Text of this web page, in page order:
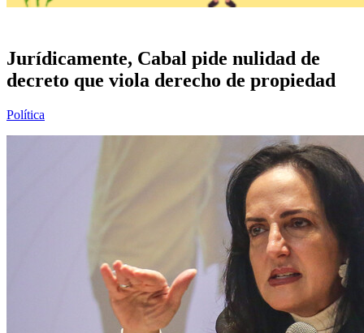
Jurídicamente, Cabal pide nulidad de
decreto que viola derecho de propiedad
Política